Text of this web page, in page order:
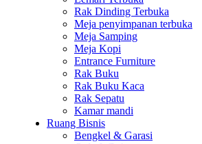
Rak Dinding Terbuka
Meja penyimpanan terbuka
Meja Samping
Meja Kopi
Entrance Furniture
Rak Buku
Rak Buku Kaca
Rak Sepatu
Kamar mandi
Ruang Bisnis
Bengkel & Garasi